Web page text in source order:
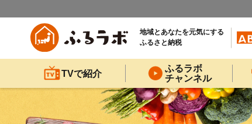
地域とあなたを元気にする
ふるさと納税
TVで紹介
ふるラボ
チャンネル